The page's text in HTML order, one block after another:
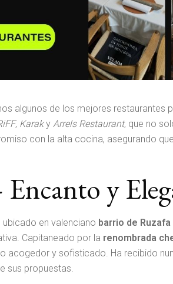
algunos de los mejores restaurantes
, Karaky Arrels Restaurant, que no
con la alta cocina, asegurando
y
ubicado en valenciano barrio de Ruzafa
Capitaneado por la renombrada
acogedor y sofisticado. Ha recibido
sus propuestas.